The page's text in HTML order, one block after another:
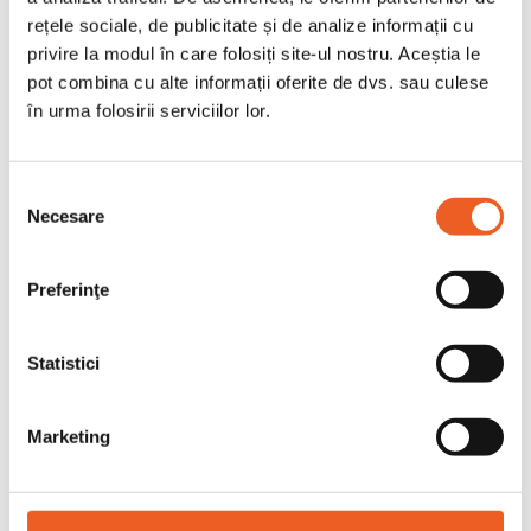
rețele sociale, de publicitate și de analize informații cu
privire la modul în care folosiți site-ul nostru. Aceștia le
pot combina cu alte informații oferite de dvs. sau culese
în urma folosirii serviciilor lor.
consimțământului
Necesare
Preferinţe
Statistici
Marketing
Pentru uz zilnic
Dozati in functie de necesitate
Cocamidopropil betadina,